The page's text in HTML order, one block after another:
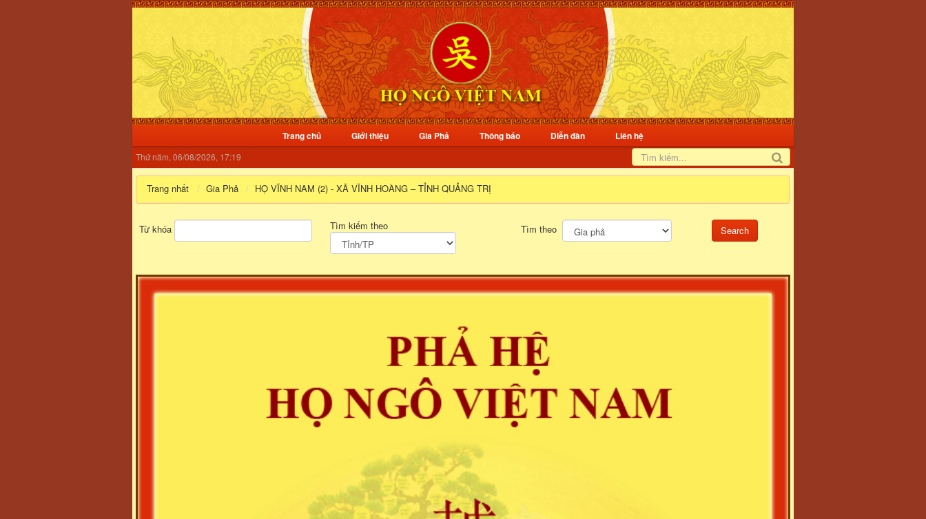
Trang chủ Giới thiệu Gia Phả Thông báo Diễn đàn Liên hệ
Thứ năm, 06/08/2026, 17:19
Trang nhất Gia Phả HỌ VĨNH NAM (2) - XÃ VĨNH HOÀNG – TỈNH QUẢNG TRỊ
Từ khóa Tìm kiếm theo Tìm theo